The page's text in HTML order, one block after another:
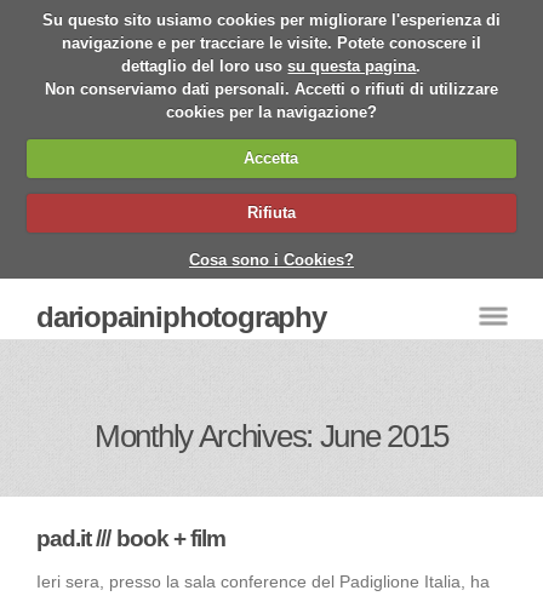
Su questo sito usiamo cookies per migliorare l'esperienza di
navigazione e per tracciare le visite. Potete conoscere il
dettaglio del loro usosu questa pagina.
Non conserviamo dati personali. Accetti o rifiuti di utilizzare
cookies per la navigazione?
Accetta
Rifiuta
Cosa sono i Cookies?
dariopainiphotography
Monthly Archives: June 2015
pad.it /// book + film
Ieri sera, presso la sala conference del Padiglione Italia, ha